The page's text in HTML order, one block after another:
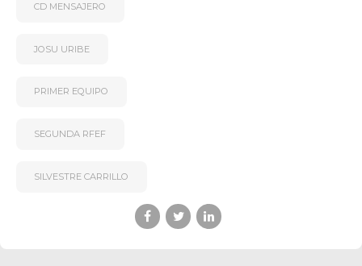
CD MENSAJERO
JOSU URIBE
PRIMER EQUIPO
SEGUNDA RFEF
SILVESTRE CARRILLO